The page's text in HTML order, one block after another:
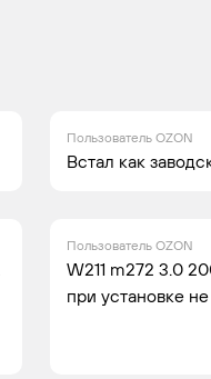
476
Пользователь OZON
Встал как
Пользователь OZON
W211 m272 3.0
при установке